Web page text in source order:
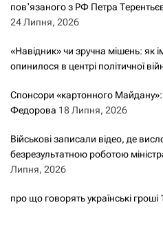
повʼязаного з РФ Петра
24 Липня, 2026
«Навідник» чи зручна мішень: як
опинилося в центрі політичної
Спонсори «картонного Майдану»:
Федорова 18 Липня, 2026
Військові записали відео, де
безрезультатною роботою
Липня, 2026
про що говорять українські гроші